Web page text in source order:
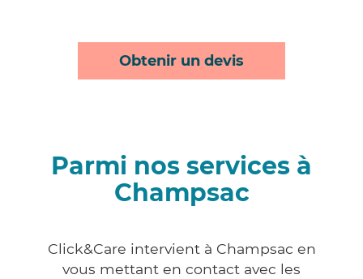
Obtenir un devis
Parmi nos services à
Champsac
Click&Care intervient à Champsac en
vous mettant en contact avec les